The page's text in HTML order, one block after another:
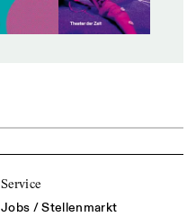
Service
Jobs / Stellenmarkt